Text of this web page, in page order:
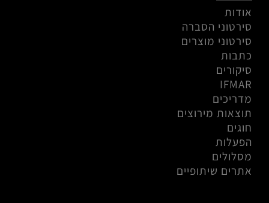
אודות
סירטוני הסברה
סירטוני מוצרים
כתבות
סיקורים
IFMAR
מדריכים
תוצאות מירוצים
חוגים
הפעלות
מסלולים
אתרים שיתופיים